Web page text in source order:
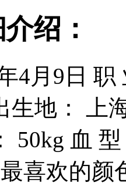
绍：
4月9日
生地： 上
50kg 血
喜欢的颜